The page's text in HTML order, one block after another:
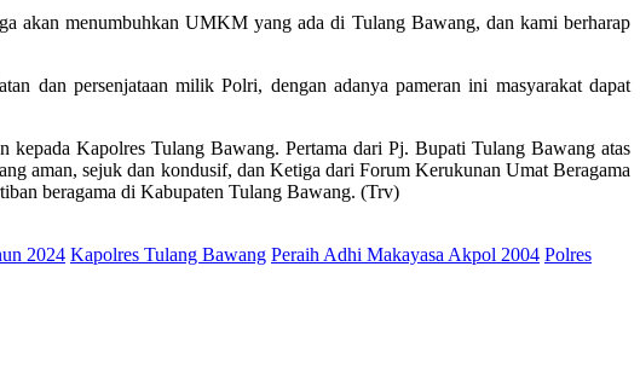
akan menumbuhkan UMKM yang ada di Tulang Bawang, dan kami berharap
dan persenjataan milik Polri, dengan adanya pameran ini masyarakat dapat
Kapolres Tulang Bawang. Pertama dari Pj. Bupati Tulang Bawang atas
aman, sejuk dan kondusif, dan Ketiga dari Forum Kerukunan Umat Beragama
beragama di Kabupaten Tulang Bawang. (Trv)
2024 Kapolres Tulang Bawang Peraih Adhi Makayasa Akpol 2004 Polres